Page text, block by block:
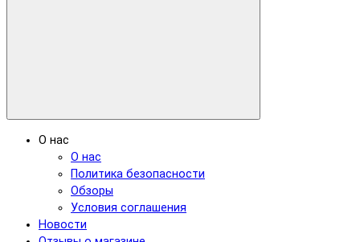
О нас
О нас
Политика безопасности
Обзоры
Условия соглашения
Новости